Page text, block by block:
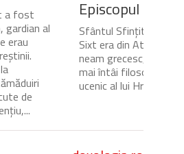
a fost
gardian al
erau
de
Episcopul Romei
Sfântul Sfințit
Sixt era din Atena, de
neam grecesc, și a
mai întâi filosof, apoi
ucenic al lui Hristos.